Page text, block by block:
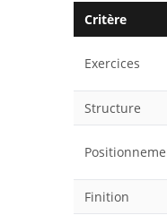
Critère
Exercices
Structure
Finition